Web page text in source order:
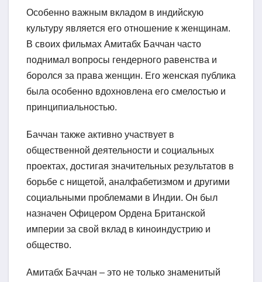
Особенно важным вкладом в индийскую
культуру является его отношение к женщинам.
В своих фильмах Амитабх Баччан часто
поднимал вопросы гендерного равенства и
боролся за права женщин. Его женская публика
была особенно вдохновлена его смелостью и
принципиальностью.
Баччан также активно участвует в
общественной деятельности и социальных
проектах, достигая значительных результатов в
борьбе с нищетой, аналфабетизмом и другими
социальными проблемами в Индии. Он был
назначен Офицером Ордена Британской
империи за свой вклад в киноиндустрию и
общество.
Амитабх Баччан – это не только знаменитый